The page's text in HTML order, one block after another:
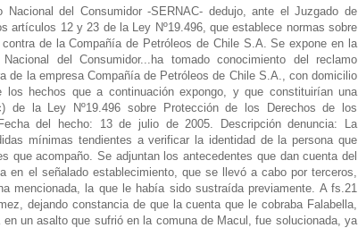
del Consumidor -SERNAC- dedujo, ante el Juzgado de
artículos 12 y 23 de la Ley Nº19.496, que establece normas sobre
de la Compañía de Petróleos de Chile S.A. Se expone en la
del Consumidor...ha tomado conocimiento del reclamo
de la empresa Compañía de Petróleos de Chile S.A., con domicilio
hechos que a continuación expongo, y que constituirían una
la Ley Nº19.496 sobre Protección de los Derechos de los
del hecho: 13 de julio de 2005. Descripción denuncia: La
mínimas tendientes a verificar la identidad de la persona que
que acompaño. Se adjuntan los antecedentes que dan cuenta del
en el señalado establecimiento, que se llevó a cabo por terceros,
mencionada, la que le había sido sustraída previamente. A fs.21
dejando constancia de que la cuenta que le cobraba Falabella,
un asalto que sufrió en la comuna de Macul, fue solucionada, ya